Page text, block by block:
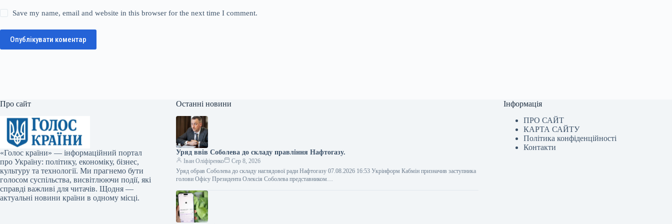
Save my name, email and website in this browser for the next time I comment.
Опублікувати коментар
Про сайт
«Голос країни» — інформаційний портал
про Україну: політику, економіку, бізнес,
культуру та технології. Ми прагнемо бути
голосом суспільства, висвітлюючи події, які
справді важливі для читачів. Щодня —
актуальні новини країни в одному місці.
Останні новини
Уряд ввів Соболева до складу правління Нафтогазу.
Іван Оліфіренко
Сер 8, 2026
Уряд обрав Соболева до складу наглядової ради Нафтогазу 07.08.2026 16:53 Укрінформ Кабмін призначив заступника
голови Офісу Президента Олексія Соболева представником…
Інформація
ПРО САЙТ
КАРТА САЙТУ
Політика конфіденційності
Контакти